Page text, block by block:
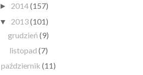
► 2014(157)
▼ 2013(101)
grudzień(9)
listopad (7)
październik(11)